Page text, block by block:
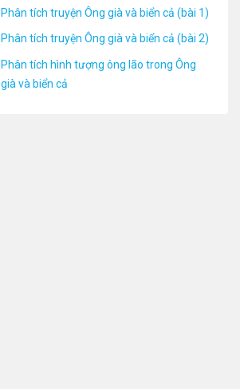
Phân tích truyện Ông già và biển cả (bài 1)
Phân tích truyện Ông già và biển cả (bài 2)
Phân tích hình tượng ông lão trong Ông
già và biển cả